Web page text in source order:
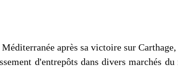
après sa victoire sur
d'entrepôts dans divers marchés